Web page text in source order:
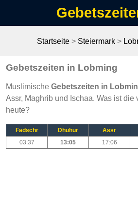
Startseite > Steiermark >
Gebetszeiten in Lobming
Muslimische Gebetszeiten in
Assr, Maghrib und Ischaa. Was ist die
heute?
Fadschr Dhuhur Assr
03:37
13:05 17:06